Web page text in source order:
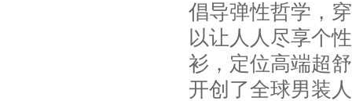
倡导弹性哲学，
以让人人尽享个
衫，定位高端超
开创了全球男装